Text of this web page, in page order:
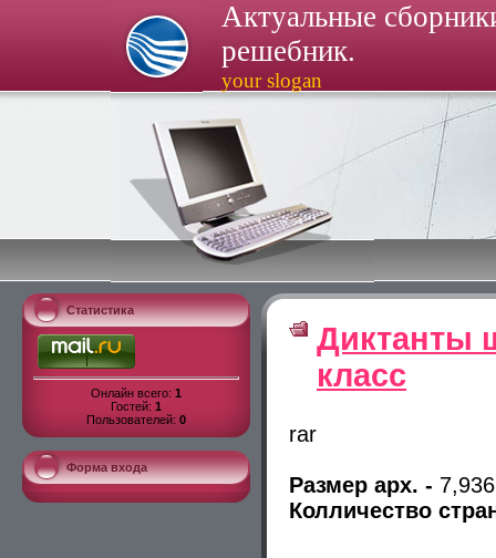
Актуальные
решебник.
your slogan
Статистика
Онлайн всего: 1
Гостей: 1
Пользователей: 0
Форма входа
Диктанты
класс
rar
Размер арх. -
Колличество